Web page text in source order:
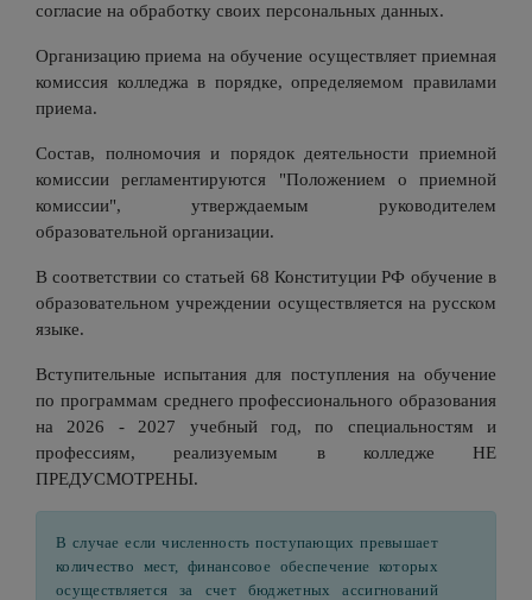
согласие на обработку своих персональных данных.
Организацию приема на обучение осуществляет приемная
комиссия колледжа в порядке, определяемом правилами
приема.
Состав, полномочия и порядок деятельности приемной
комиссии регламентируются "Положением о приемной
комиссии", утверждаемым руководителем
образовательной организации.
В соответствии со статьей 68 Конституции РФ обучение в
образовательном учреждении осуществляется на русском
языке.
Вступительные испытания для поступления на обучение
по программам среднего профессионального образования
на 2026 - 2027 учебный год, по специальностям и
профессиям, реализуемым в колледже НЕ
ПРЕДУСМОТРЕНЫ.
В случае если численность поступающих превышает
количество мест, финансовое обеспечение которых
осуществляется за счет бюджетных ассигнований